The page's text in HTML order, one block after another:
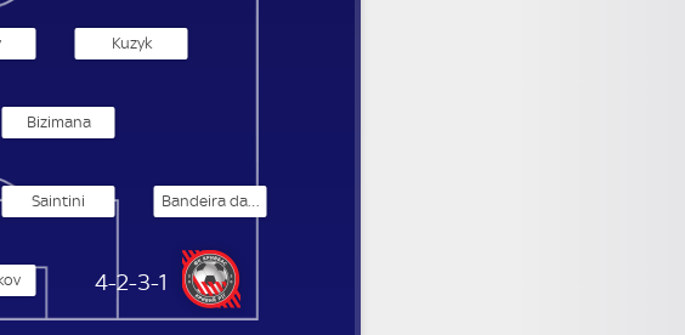
Kryvbas KR
4-2-3-1
Bandeira da Fonseca
Saintini
Bizimana
Kuzyk